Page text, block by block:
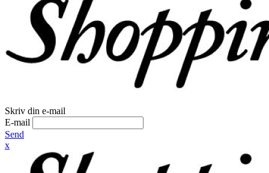
Skriv din e-mail
E-mail
Send
x